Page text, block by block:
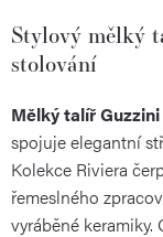
Stylový mělký
stolování
Mělký talíř
spojuje elegantní
Kolekce Riviera
řemeslného
vyráběné